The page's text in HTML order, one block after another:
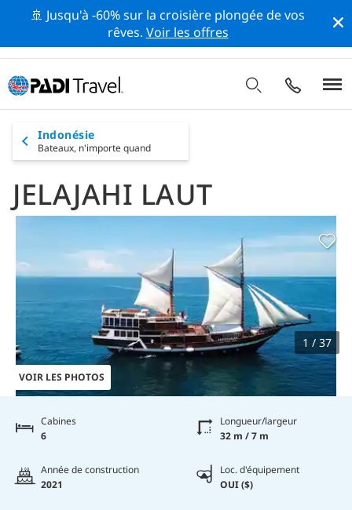
🚢 Jusqu'à -60% sur la croisière plongée de vos
rêves. Voir les offres
Indonésie
Bateaux, n'importe quand
JELAJAHI LAUT
VOIR LES PHOTOS
1 / 37
Cabines
6
Longueur/largeur
32 m / 7 m
Année de construction
2021
Loc. d'équipement
OUI ($)